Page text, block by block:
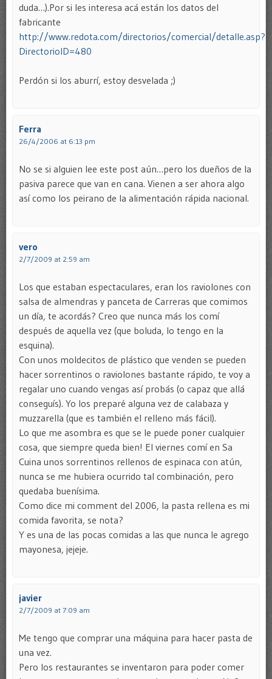
duda…).Por si les interesa acá están los datos del
fabricante
http://www.redota.com/directorios/comercial/detalle.asp?
DirectorioID=480
Perdón si los aburrí, estoy desvelada ;)
Ferra
26/4/2006 at 6:13 pm
No se si alguien lee este post aún…pero los dueños de la
pasiva parece que van en cana. Vienen a ser ahora algo
así como los peirano de la alimentación rápida nacional.
vero
2/7/2009 at 2:59 am
Los que estaban espectaculares, eran los raviolones con
salsa de almendras y panceta de Carreras que comimos
un día, te acordás? Creo que nunca más los comí
después de aquella vez (que boluda, lo tengo en la
esquina).
Con unos moldecitos de plástico que venden se pueden
hacer sorrentinos o raviolones bastante rápido, te voy a
regalar uno cuando vengas así probás (o capaz que allá
conseguís). Yo los preparé alguna vez de calabaza y
muzzarella (que es también el relleno más fácil).
Lo que me asombra es que se le puede poner cualquier
cosa, que siempre queda bien! El viernes comí en Sa
Cuina unos sorrentinos rellenos de espinaca con atún,
nunca se me hubiera ocurrido tal combinación, pero
quedaba buenísima.
Como dice mi comment del 2006, la pasta rellena es mi
comida favorita, se nota?
Y es una de las pocas comidas a las que nunca le agrego
mayonesa, jejeje.
javier
2/7/2009 at 7:09 am
Me tengo que comprar una máquina para hacer pasta de
una vez.
Pero los restaurantes se inventaron para poder comer